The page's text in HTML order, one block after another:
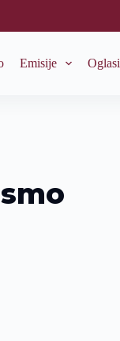
Emisije Oglasi